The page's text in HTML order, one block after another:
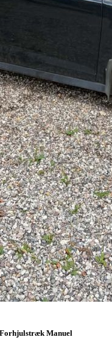
Forhjulstræk Manuel